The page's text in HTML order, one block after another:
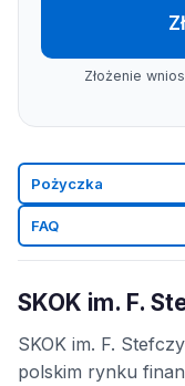
Złożenie
Pożyczka
FAQ
SKOK im. F.
SKOK im. F.
polskim rynku